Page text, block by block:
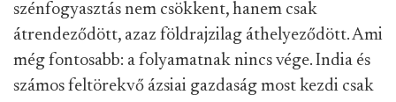
szénfogyasztás nem csökkent, hanem csak
átrendeződött, azaz földrajzilag áthelyeződött. Ami
még fontosabb: a folyamatnak nincs vége. India és
számos feltörekvő ázsiai gazdaság most kezdi csak